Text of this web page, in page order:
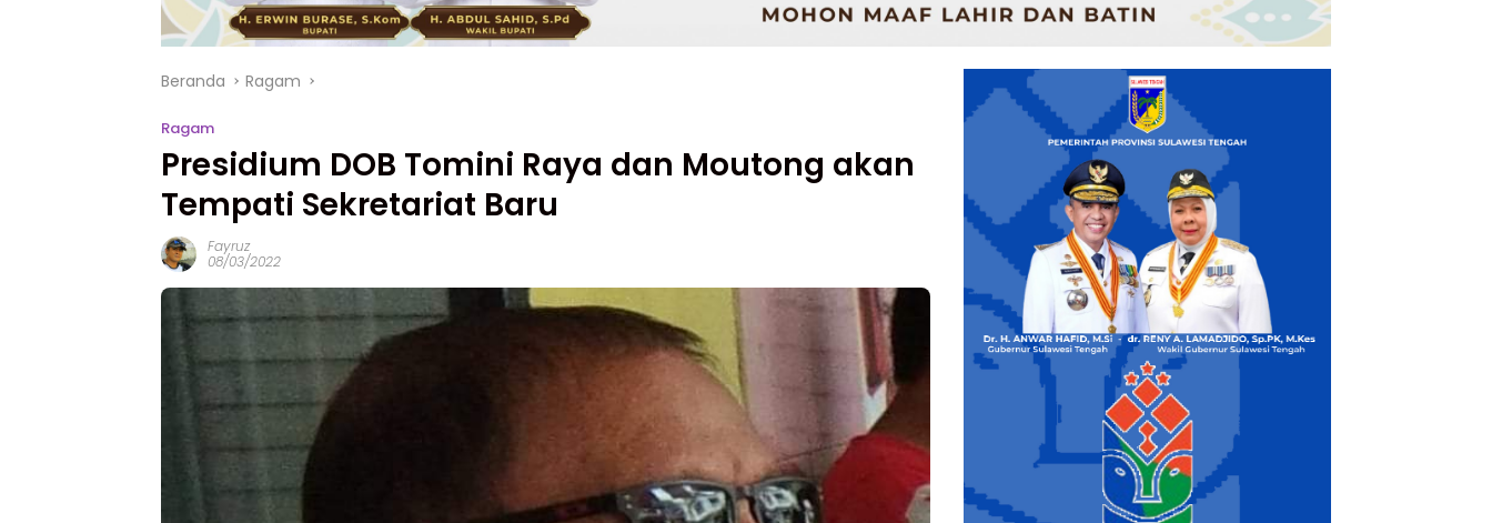
Beranda Ragam
Ragam
Presidium DOB Tomini Raya dan Moutong akan
Tempati Sekretariat Baru
Fayruz
08/03/2022